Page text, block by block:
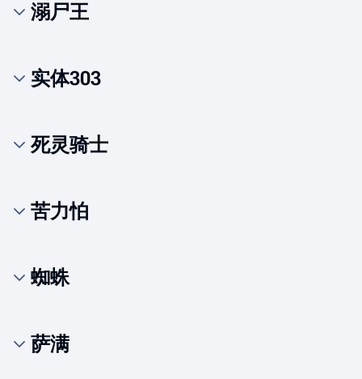
溺尸王
实体303
死灵骑士
苦力怕
蜘蛛
萨满